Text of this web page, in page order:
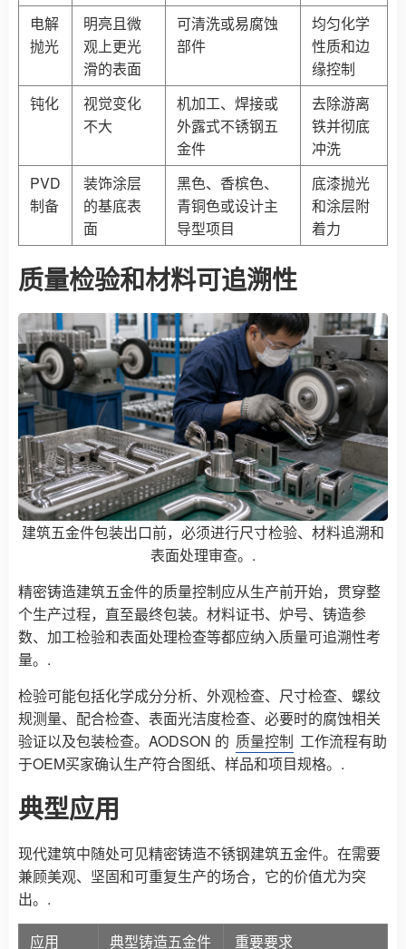
电解
抛光
明亮且微
观上更光
滑的表面
可清洗或易腐蚀
部件
均匀化学
性质和边
缘控制
钝化
视觉变化
不大
机加工、焊接或
外露式不锈钢五
金件
去除游离
铁并彻底
冲洗
PVD
制备
装饰涂层
的基底表
面
黑色、香槟色、
青铜色或设计主
导型项目
底漆抛光
和涂层附
着力
质量检验和材料可追溯性
建筑五金件包装出口前，必须进行尺寸检验、材料追溯和
表面处理审查。.
精密铸造建筑五金件的质量控制应从生产前开始，贯穿整
个生产过程，直至最终包装。材料证书、炉号、铸造参
数、加工检验和表面处理检查等都应纳入质量可追溯性考
量。.
检验可能包括化学成分分析、外观检查、尺寸检查、螺纹
规测量、配合检查、表面光洁度检查、必要时的腐蚀相关
验证以及包装检查。AODSON 的 质量控制 工作流程有助
于OEM买家确认生产符合图纸、样品和项目规格。.
典型应用
现代建筑中随处可见精密铸造不锈钢建筑五金件。在需要
兼顾美观、坚固和可重复生产的场合，它的价值尤为突
出。.
应用 典型铸造五金件 重要要求